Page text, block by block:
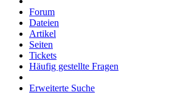
Forum
Dateien
Artikel
Seiten
Tickets
Häufig gestellte Fragen
Erweiterte Suche